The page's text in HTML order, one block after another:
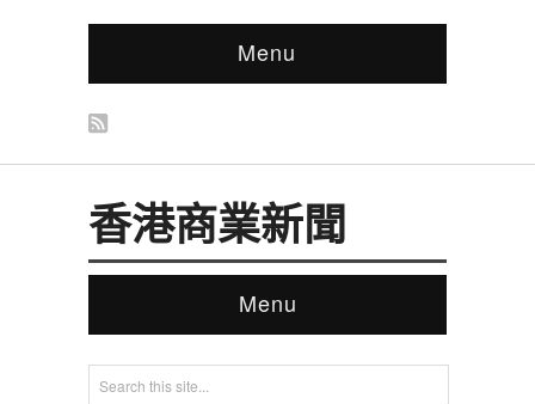
Menu
香港商業新聞
Menu